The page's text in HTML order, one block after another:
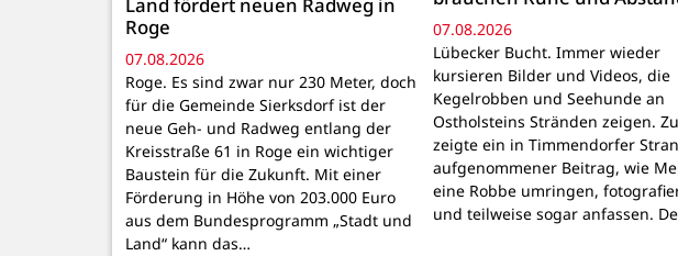
Roge
07.08.2026
Roge. Es sind zwar nur 230 Meter, doch
für die Gemeinde Sierksdorf ist der
neue Geh- und Radweg entlang der
Kreisstraße 61 in Roge ein wichtiger
Baustein für die Zukunft. Mit einer
Förderung in Höhe von 203.000 Euro
aus dem Bundesprogramm „Stadt und
Land“ kann das…
07.08.2026
Lübecker Bucht. Immer wieder
kursieren Bilder und Videos, die
Kegelrobben und Seehunde an
Ostholsteins Stränden zeigen.
zeigte ein in Timmendorfer
aufgenommener Beitrag, wie
eine Robbe umringen,
und teilweise sogar anfassen.